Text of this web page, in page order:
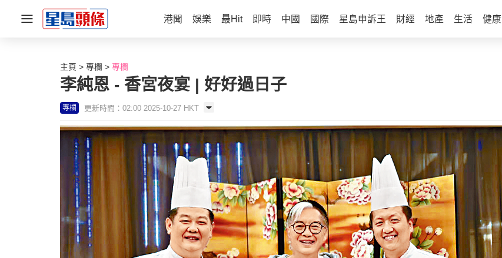
港聞 娛樂 最Hit 即時 中國 國際 星島申訴王 財經 地產 生活 健康
主頁 專欄 專欄
李純恩 - 香宮夜宴 | 好好過日子
專欄 更新時間：02:00 2025-10-27 HKT